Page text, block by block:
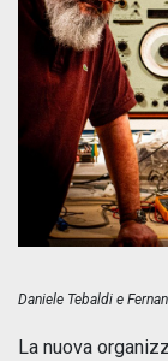
Daniele Tebaldi e
La nuova